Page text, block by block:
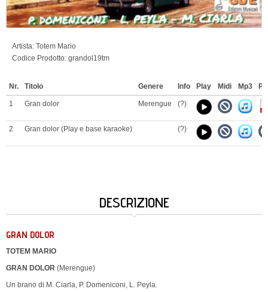
Artista: Totem Mario
Codice Prodotto: grandol19tm
Nr. Titolo Genere Info Play Midi Mp3
1 Gran dolor Merengue (?)
2 Gran dolor (Play e base karaoke) (?)
DESCRIZIONE
GRAN DOLOR
TOTEM MARIO
GRAN DOLOR (Merengue)
Un brano di M. Ciarla, P. Domeniconi, L. Peyla.